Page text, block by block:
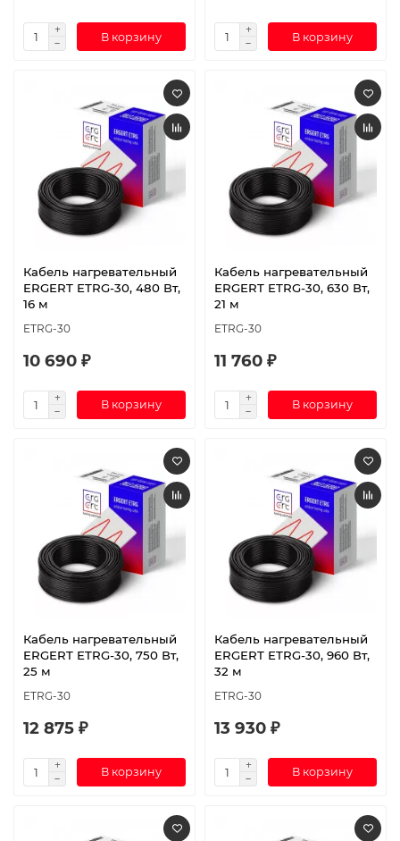
В корзину В корзину
Кабель нагревательный
ERGERT ETRG-30, 480 Вт,
16 м
ETRG-30
10 690 ₽
В корзину
Кабель нагревательный
ERGERT ETRG-30, 630 Вт,
21 м
ETRG-30
11 760 ₽
В корзину
Кабель нагревательный
ERGERT ETRG-30, 750 Вт,
25 м
ETRG-30
12 875 ₽
В корзину
Кабель нагревательный
ERGERT ETRG-30, 960 Вт,
32 м
ETRG-30
13 930 ₽
В корзину